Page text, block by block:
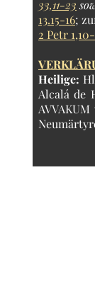
33,11-23
13.15-16;
2 Petr
Heilige:
Alcalá de